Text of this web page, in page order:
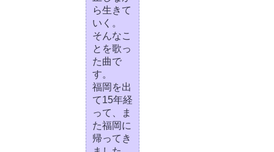
ら生きて
いく。
そんなこ
とを歌っ
た曲で
す。
福岡を出
て15年経
って、ま
た福岡に
帰ってき